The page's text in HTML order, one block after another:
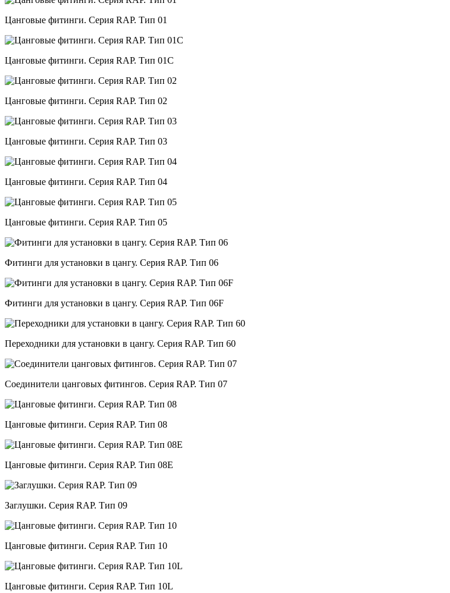
Цанговые фитинги. Серия RAP. Тип 01
Цанговые фитинги. Серия RAP. Тип 01C
Цанговые фитинги. Серия RAP. Тип 02
Цанговые фитинги. Серия RAP. Тип 03
Цанговые фитинги. Серия RAP. Тип 04
Цанговые фитинги. Серия RAP. Тип 05
Фитинги для установки в цангу. Серия RAP. Тип 06
Фитинги для установки в цангу. Серия RAP. Тип 06F
Переходники для установки в цангу. Серия RAP. Тип 60
Соединители цанговых фитингов. Серия RAP. Тип 07
Цанговые фитинги. Серия RAP. Тип 08
Цанговые фитинги. Серия RAP. Тип 08E
Заглушки. Серия RAP. Тип 09
Цанговые фитинги. Серия RAP. Тип 10
Цанговые фитинги. Серия RAP. Тип 10L